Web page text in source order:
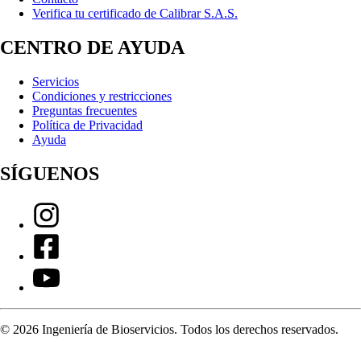
Verifica tu certificado de Calibrar S.A.S.
CENTRO DE AYUDA
Servicios
Condiciones y restricciones
Preguntas frecuentes
Política de Privacidad
Ayuda
SÍGUENOS
© 2026 Ingeniería de Bioservicios. Todos los derechos reservados.